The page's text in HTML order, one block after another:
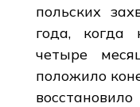
польских
года, когда
четыре
положило